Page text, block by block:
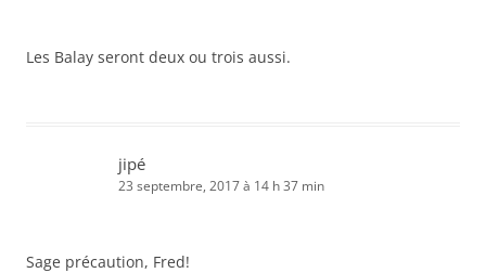
Les Balay seront deux ou trois aussi.
jipé
23 septembre, 2017 à 14 h 37 min
Sage précaution, Fred!